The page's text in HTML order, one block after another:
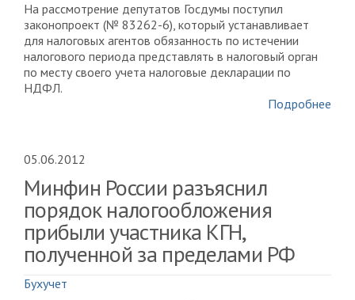
На рассмотрение депутатов Госдумы поступил
законопроект (№ 83262-6), который устанавливает
для налоговых агентов обязанность по истечении
налогового периода представлять в налоговый орган
по месту своего учета налоговые декларации по
НДФЛ.
Подробнее
05.06.2012
Минфин России разъяснил
порядок налогообложения
прибыли участника КГН,
полученной за пределами РФ
Бухучет